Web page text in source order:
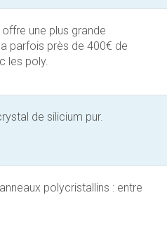
une plus grande
parfois près de 400€ de
les poly.
de silicium pur.
polycristallins : entre